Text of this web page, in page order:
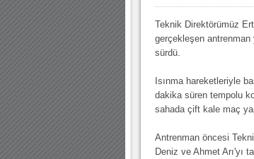
30.12.2022 18:00 |Hoş geldin
11.11.2025 14:13 | Hoş geldin
16.07.2024 14:32 |Hoş geldin
08.01.2024 19:01 | Hoş geldin
03.01.2024 19:09 |Hoş geldin
Teknik Direktörümüz
gerçekleşen
sürdü.
Isınma hareketleriyle
dakika süren tempolu
sahada çift kale maç
Antrenman öncesi
Deniz ve Ahmet Arı'yı